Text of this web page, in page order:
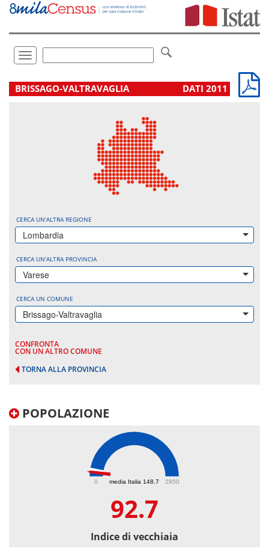
Vai
direttamente
Toggle
navigation
.
BRISSAGO-VALTRAVAGLIA DATI 2011
CERCA UN'ALTRA REGIONE
Lombardia
CERCA UN'ALTRA PROVINCIA
Varese
CERCA UN COMUNE
Brissago-Valtravaglia
CONFRONTA
CON UN ALTRO COMUNE
TORNA ALLA PROVINCIA
POPOLAZIONE
media Italia 148.7
0 2850
92.7
Indice di vecchiaia